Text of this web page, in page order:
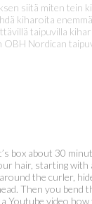
siitä miten tein
kiharoita
taipuvilla
OBH Nordican
box about 30
hair, starting with
the curler,
Then you bend
a Youtube video